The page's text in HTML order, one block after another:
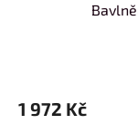
1 972 Kč